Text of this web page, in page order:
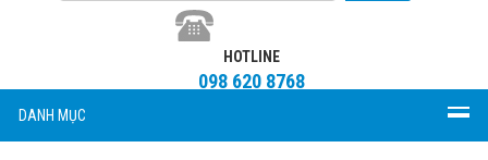
HOTLINE
098 620 8768
DANH MỤC